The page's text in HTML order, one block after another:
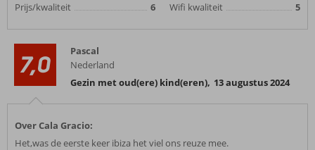
Prijs/kwaliteit
6
Wifi kwaliteit
5
7,0
Pascal
Nederland
Gezin met oud(ere) kind(eren), 13 augustus 2024
Over Cala Gracio:
Het,was de eerste keer ibiza het viel ons reuze mee.